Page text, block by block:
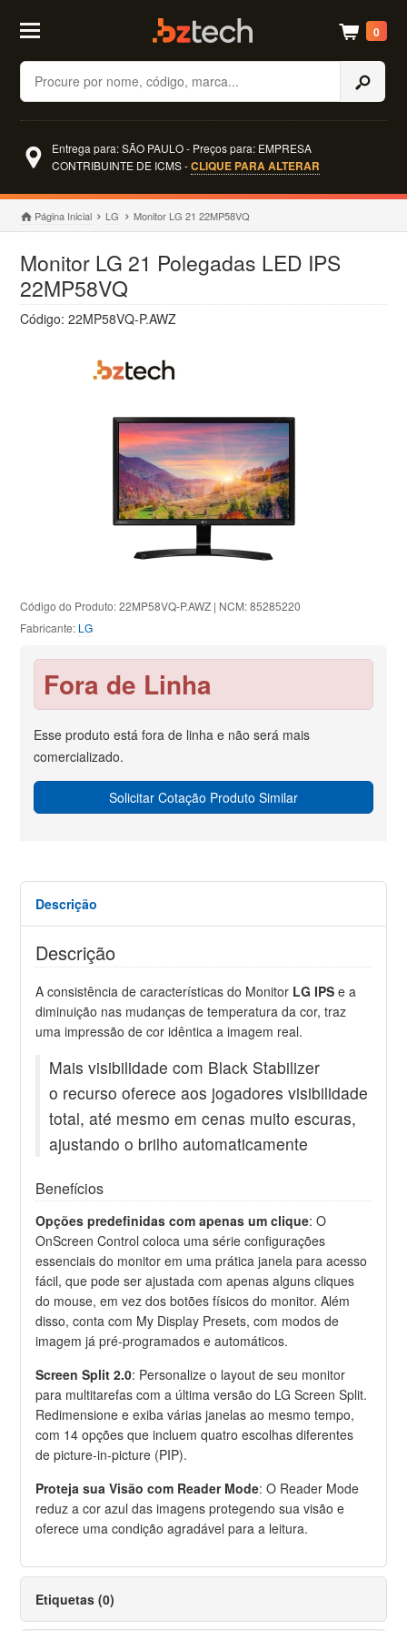
Buscar
0
Entrega para: SÃO PAULO - Preços para: EMPRESA
CONTRIBUINTE DE ICMS -CLIQUE PARA ALTERAR
Página Inicial LG Monitor LG 21 22MP58VQ
Monitor LG 21 Polegadas LED IPS
22MP58VQ
Código: 22MP58VQ-P.AWZ
Código do Produto: 22MP58VQ-P.AWZ | NCM: 85285220
Fabricante: LG
Fora de Linha
Esse produto está fora de linha e não será mais
comercializado.
Solicitar Cotação Produto Similar
Descrição
Descrição
A consistência de características do Monitor LG IPS e a
diminuição nas mudanças de temperatura da cor, traz
uma impressão de cor idêntica a imagem real.
Mais visibilidade com Black Stabilizer
o recurso oferece aos jogadores visibilidade
total, até mesmo em cenas muito escuras,
ajustando o brilho automaticamente
Benefícios
Opções predefinidas com apenas um clique: O
OnScreen Control coloca uma série configurações
essenciais do monitor em uma prática janela para acesso
fácil, que pode ser ajustada com apenas alguns cliques
do mouse, em vez dos botões físicos do monitor. Além
disso, conta com My Display Presets, com modos de
imagem já pré-programados e automáticos.
Screen Split 2.0: Personalize o layout de seu monitor
para multitarefas com a última versão do LG Screen Split.
Redimensione e exiba várias janelas ao mesmo tempo,
com 14 opções que incluem quatro escolhas diferentes
de picture-in-picture (PIP).
Proteja sua Visão com Reader Mode: O Reader Mode
reduz a cor azul das imagens protegendo sua visão e
oferece uma condição agradável para a leitura.
Etiquetas (0)